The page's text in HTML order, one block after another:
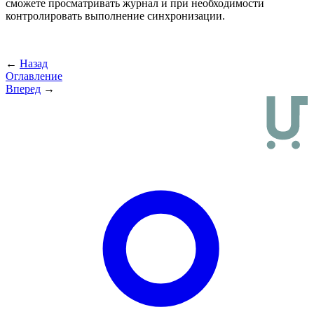
сможете просматривать журнал и при необходимости
контролировать выполнение синхронизации.
← Назад
Оглавление
Вперед →